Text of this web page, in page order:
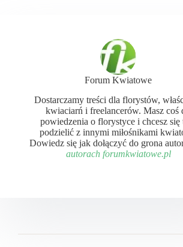
Forum Kwiatowe
Dostarczamy treści dla florystów,
kwiaciarń i freelancerów. Masz coś
powiedzenia o florystyce i chcesz się
podzielić z innymi miłośnikami
Dowiedz się jak dołączyć do grona
autorach forumkwiatowe.pl